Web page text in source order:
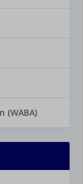
(WABA)